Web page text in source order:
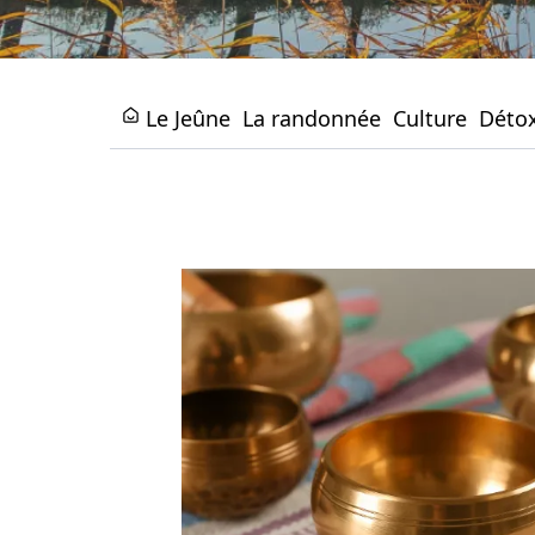
Le Jeûne La randonnée Culture